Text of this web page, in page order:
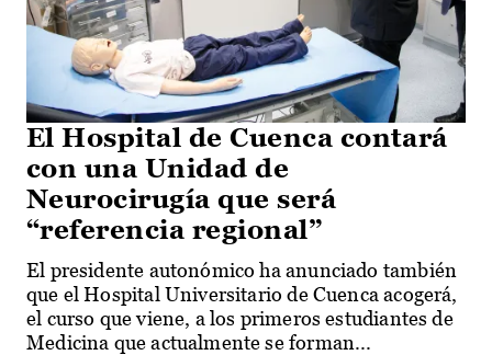
El Hospital de Cuenca contará
con una Unidad de
Neurocirugía que será
“referencia regional”
El presidente autonómico ha anunciado también
que el Hospital Universitario de Cuenca acogerá,
el curso que viene, a los primeros estudiantes de
Medicina que actualmente se forman...